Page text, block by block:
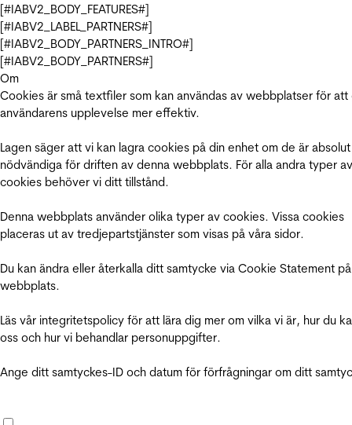
[#IABV2_BODY_FEATURES#]
[#IABV2_LABEL_PARTNERS#]
[#IABV2_BODY_PARTNERS_INTRO#]
[#IABV2_BODY_PARTNERS#]
Om
Cookies är små textfiler som kan användas av webbplatser för att
användarens upplevelse mer effektiv.
Lagen säger att vi kan lagra cookies på din enhet om de är absolut
nödvändiga för driften av denna webbplats. För alla andra typer av
cookies behöver vi ditt tillstånd.
Denna webbplats använder olika typer av cookies. Vissa cookies
placeras ut av tredjepartstjänster som visas på våra sidor.
Du kan ändra eller återkalla ditt samtycke via Cookie Statement
webbplats.
Läs vår integritetspolicy för att lära dig mer om vilka vi är, hur du
oss och hur vi behandlar personuppgifter.
Ange ditt samtyckes-ID och datum för förfrågningar om ditt